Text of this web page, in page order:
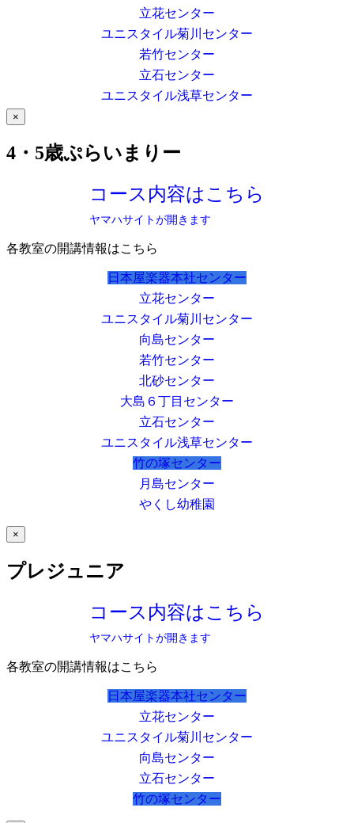
立花センター
ユニスタイル菊川センター
若竹センター
立石センター
ユニスタイル浅草センター
×
4・5歳ぷらいまりー
コース内容はこちら
ヤマハサイトが開きます
各教室の開講情報はこちら
日本屋楽器本社センター
立花センター
ユニスタイル菊川センター
向島センター
若竹センター
北砂センター
大島６丁目センター
立石センター
ユニスタイル浅草センター
竹の塚センター
月島センター
やくし幼稚園
×
プレジュニア
コース内容はこちら
ヤマハサイトが開きます
各教室の開講情報はこちら
日本屋楽器本社センター
立花センター
ユニスタイル菊川センター
向島センター
立石センター
竹の塚センター